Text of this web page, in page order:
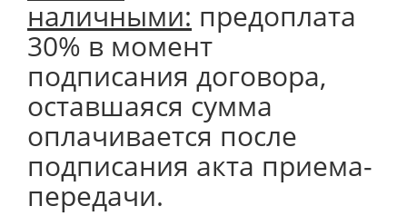
наличными: предоплата
30% в момент
подписания договора,
оставшаяся сумма
оплачивается после
подписания акта приема-
передачи.